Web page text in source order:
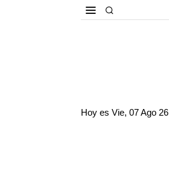
Hoy esVie, 07 Ago 26